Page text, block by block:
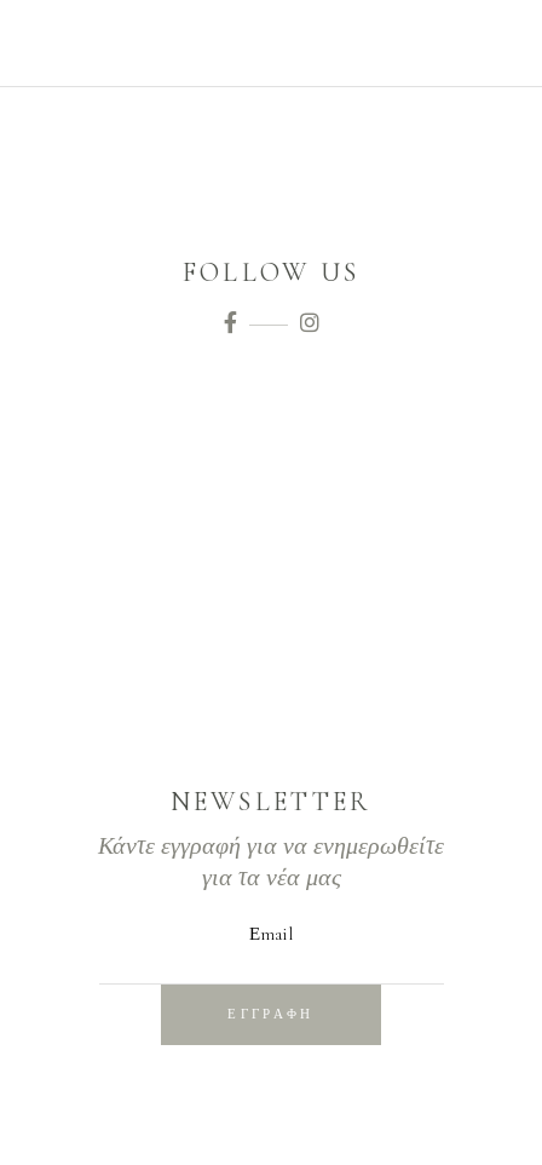
FOLLOW US
NEWSLETTER
Κάντε εγγραφή για να ενημερωθείτε
για τα νέα μας
Εmail
ΕΓΓΡΑΦΗ